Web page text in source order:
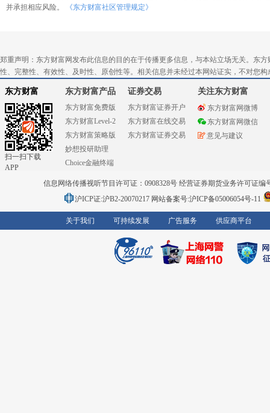
并承担相应风险。
《东方财富社区管理规定》
郑重声明：东方财富网发布此信息的目的在于传播更多信息，与本站立场无关。东
性、完整性、有效性、及时性、原创性等。相关信息并未经过本网站证实，不对您
东方财富
扫一扫下载
APP
东方财富产品
东方财富免费版
东方财富Level-2
东方财富策略版
妙想投研助理
Choice金融终端
证券交易
东方财富证券开户
东方财富在线交易
东方财富证券交易
关注东方财富
东方财富网微博
东方财富网微信
意见与建议
信息网络传播视听节目许可证：0908328号 经营证券期货业务许可证编
沪ICP证:沪B2-20070217 网站备案号:沪ICP备05006054号-11
关于我们 可持续发展 广告服务 供应商平台